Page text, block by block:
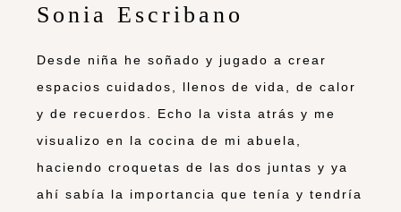
Sonia Escribano
Desde niña he soñado y jugado a crear
espacios cuidados, llenos de vida, de calor
y de recuerdos. Echo la vista atrás y me
visualizo en la cocina de mi abuela,
haciendo croquetas de las dos juntas y ya
ahí sabía la importancia que tenía y tendría